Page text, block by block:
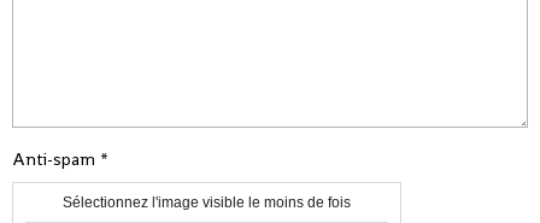
Anti-spam
Sélectionnez l'image visible le moins de fois